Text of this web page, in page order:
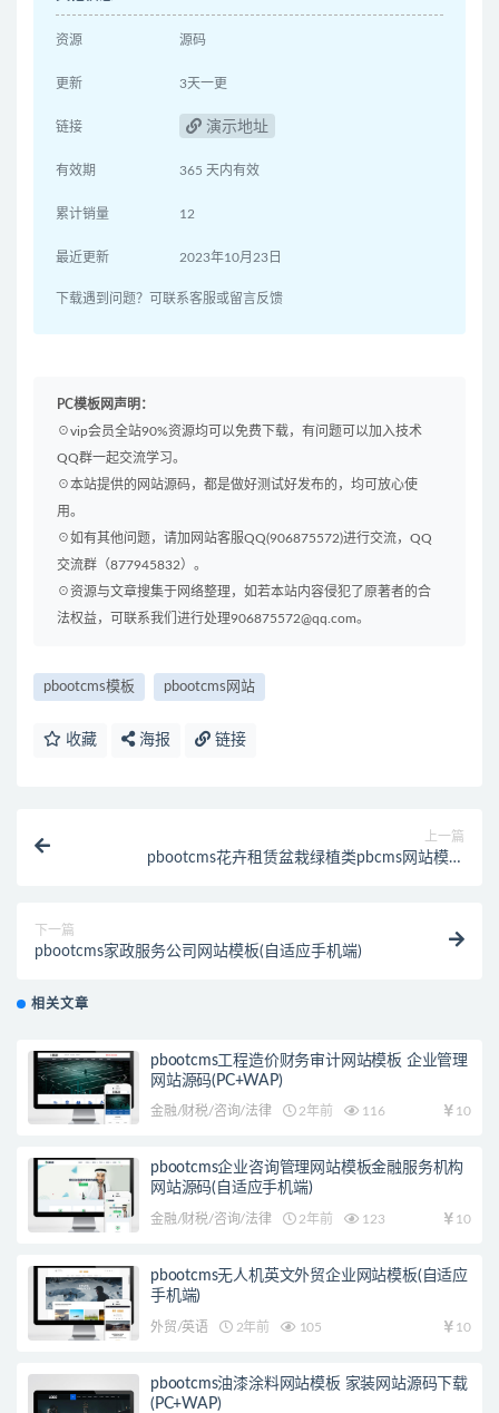
资源 源码
更新 3天一更
链接 演示地址
有效期 365 天内有效
累计销量 12
最近更新 2023年10月23日
下载遇到问题？可联系客服或留言反馈
PC模板网声明：
☉vip会员全站90%资源均可以免费下载，有问题可以加入技术
QQ群一起交流学习。
☉本站提供的网站源码，都是做好测试好发布的，均可放心使
用。
☉如有其他问题，请加网站客服QQ(906875572)进行交流，QQ
交流群（877945832）。
☉资源与文章搜集于网络整理，如若本站内容侵犯了原著者的合
法权益，可联系我们进行处理906875572@qq.com。
pbootcms模板 pbootcms网站
收藏 海报 链接
上一篇
pbootcms花卉租赁盆栽绿植类pbcms网站模板
下一篇
pbootcms家政服务公司网站模板(自适应手机端)
相关文章
pbootcms工程造价财务审计网站模板 企业管理
网站源码(PC+WAP)
金融/财税/咨询/法律 2年前 116 10
pbootcms企业咨询管理网站模板金融服务机构
网站源码(自适应手机端)
金融/财税/咨询/法律 2年前 123 10
pbootcms无人机英文外贸企业网站模板(自适应
手机端)
外贸/英语 2年前 105 10
pbootcms油漆涂料网站模板 家装网站源码下载
(PC+WAP)